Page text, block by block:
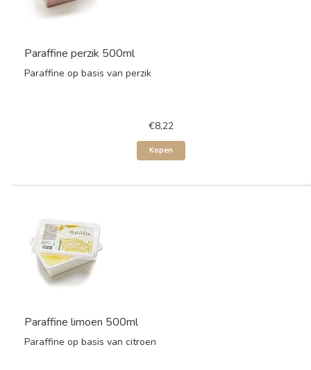
Paraffine perzik 500ml
Paraffine op basis van perzik
€8,22
Kopen
Paraffine limoen 500ml
Paraffine op basis van citroen